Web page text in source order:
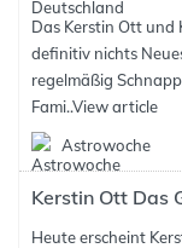
Das Kerstin Ott und
definitiv nichts
regelmäßig
Fami..View article
Astrowoche
Kerstin Ott Das
Heute erscheint